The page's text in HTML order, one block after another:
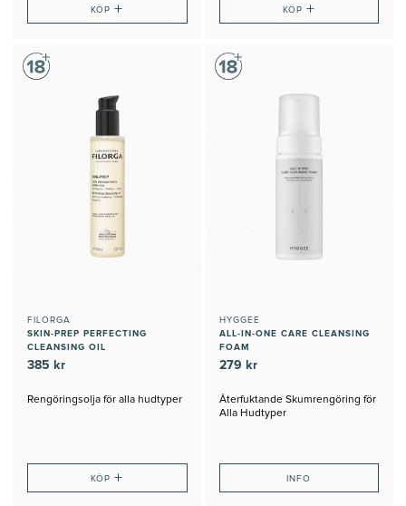
KÖP+ KÖP +
FILORGA
SKIN-PREP PERFECTING
CLEANSING OIL
385 kr
Rengöringsolja för alla hudtyper
KÖP+
HYGGEE
ALL-IN-ONE CARE CLEANSING
FOAM
279 kr
Återfuktande Skumrengöring för
Alla Hudtyper
INFO